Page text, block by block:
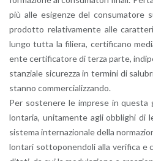
più alle esi­gen­ze del con­su­ma­to­re
pro­dot­to re­la­ti­va­men­te alle
lungo tutta la fi­lie­ra, cer­ti­fi­ca­no
ente cer­ti­fi­ca­to­re di terza parte,
stan­zia­le si­cu­rez­za in ter­mi­ni di
stan­no com­mer­cia­liz­zan­do.
Per so­ste­ne­re le im­pre­se in
lon­ta­ria, uni­ta­men­te agli ob­bli­ghi di
si­ste­ma in­ter­na­zio­na­le della
lon­ta­ri sot­to­po­nen­do­li alla ve­ri­fi­ca